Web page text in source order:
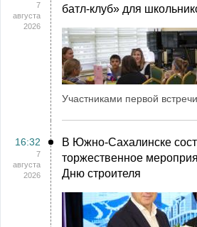
7
августа
2026
батл-клуб» для
Участниками первой
16:32
7
августа
2026
В Южно-Сахалинске
торжественное
Дню строителя